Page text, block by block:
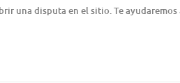
una disputa en el sitio. Te ayudaremos